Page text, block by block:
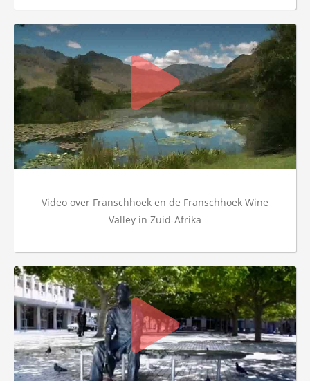
Video over Franschhoek en de Franschhoek Wine
Valley in Zuid-Afrika